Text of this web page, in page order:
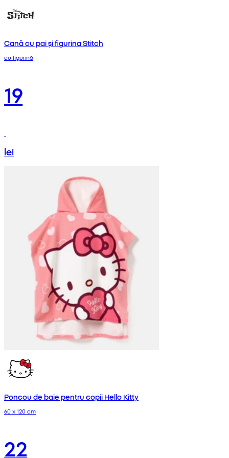
Cană cu pai și figurina Stitch
cu figurină
19
lei
Poncou de baie pentru copii Hello Kitty
60 x 120 cm
22